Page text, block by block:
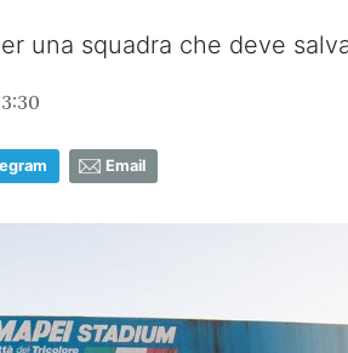
una squadra che deve
Email